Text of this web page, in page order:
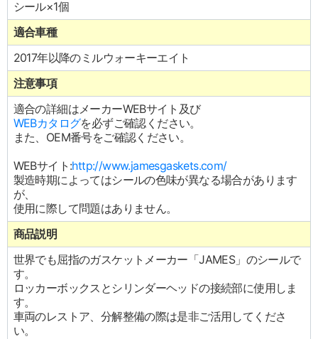
シール×1個
適合車種
2017年以降のミルウォーキーエイト
注意事項
適合の詳細はメーカーWEBサイト及び
WEBカタログを必ずご確認ください。
また、OEM番号をご確認ください。
WEBサイト:http://www.jamesgaskets.com/
製造時期によってはシールの色味が異なる場合があります
が、
使用に際して問題はありません。
商品説明
世界でも屈指のガスケットメーカー「JAMES」のシールで
す。
ロッカーボックスとシリンダーヘッドの接続部に使用しま
す。
車両のレストア、分解整備の際は是非ご活用してくださ
い。